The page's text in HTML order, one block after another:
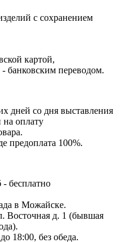
с сохранением
картой,
переводом.
дней со дня выставления
на оплату
предоплата 100%.
- бесплатно
в Можайске.
Восточная д. 1 (бывшая
18:00, без обеда.